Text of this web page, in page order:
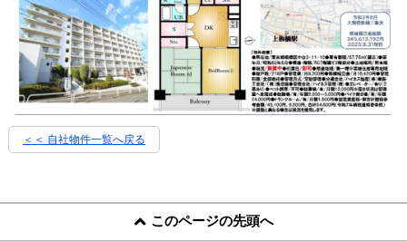
＜＜ 自社物件一覧へ戻る
このページの先頭へ